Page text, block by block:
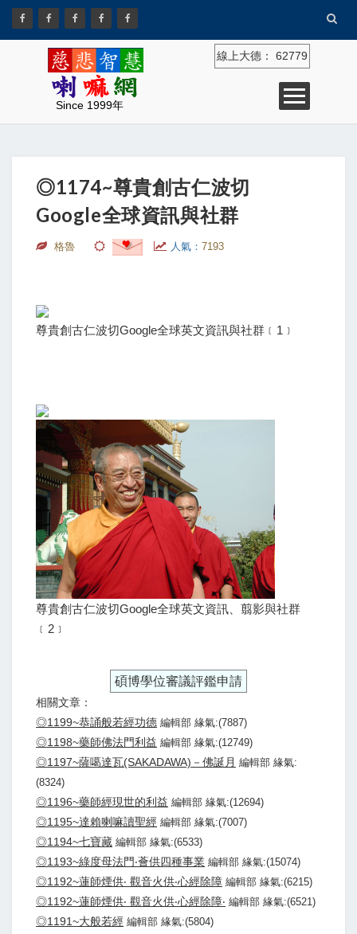
Since 1999年
線上大德： 62779
◎1174~尊貴創古仁波切
Google全球資訊與社群
格魯 人氣： 7193
尊貴創古仁波切Google全球英文資訊與社群﹝1﹞
尊貴創古仁波切Google全球英文資訊、翦影與社群
﹝2﹞
碩博學位審議評鑑申請
相關文章：
◎1199~恭誦般若經功德 編輯部 緣氣:(7887)
◎1198~藥師佛法門利益 編輯部 緣氣:(12749)
◎1197~薩噶達瓦(SAKADAWA)－佛誕月 編輯部 緣氣:
(8324)
◎1196~藥師經現世的利益 編輯部 緣氣:(12694)
◎1195~達賴喇嘛讀聖經 編輯部 緣氣:(7007)
◎1194~七寶藏 編輯部 緣氣:(6533)
◎1193~綠度母法門‧薈供四種事業 編輯部 緣氣:(15074)
◎1192~蓮師煙供‧ 觀音火供‧心經除障 編輯部 緣氣:(6215)
◎1192~蓮師煙供‧ 觀音火供‧心經除障‧ 編輯部 緣氣:(6521)
◎1191~大般若經 編輯部 緣氣:(5804)